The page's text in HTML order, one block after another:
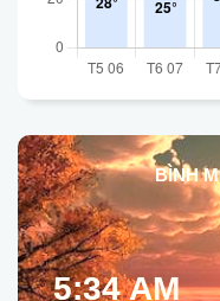
BÌNH
5:34 AM